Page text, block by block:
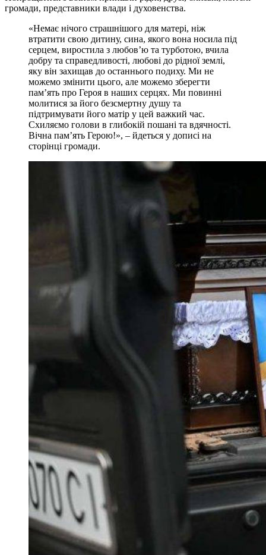
громади, представники влади і духовенства.
«Немає нічого страшнішого для матері, ніж
втратити свою дитину, сина, якого вона носила під
серцем, виростила з любов’ю та турботою, вчила
добру та справедливості, любові до рідної землі,
яку він захищав до останнього подиху. Ми не
можемо змінити цього, але можемо зберегти
пам’ять про Героя в наших серцях. Ми повинні
молитися за його безсмертну душу та
підтримувати його матір у цей важкий час.
Схиляємо голови в глибокій пошані та вдячності.
Вічна пам’ять Герою!», – йдеться у дописі на
сторінці громади.